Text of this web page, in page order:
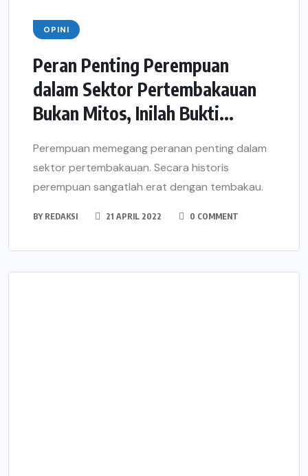
OPINI
Peran Penting Perempuan
dalam Sektor Pertembakauan
Bukan Mitos, Inilah Bukti...
Perempuan memegang peranan penting dalam
sektor pertembakauan. Secara historis
perempuan sangatlah erat dengan tembakau.
BY REDAKSI 21 APRIL 2022 0 COMMENT